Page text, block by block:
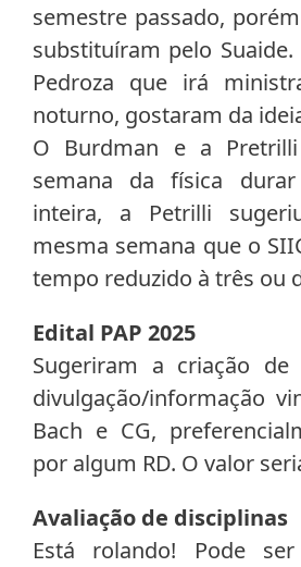
semestre passado,
substituíram pelo Suaide.
Pedroza que irá
noturno, gostaram da
O Burdman e a
semana da física
inteira, a Petrilli
mesma semana que o
tempo reduzido à três ou
Edital PAP 2025
Sugeriram a criação
divulgação/informação
Bach e CG,
por algum RD. O valor
Avaliação de disciplinas
Está rolando! Pode